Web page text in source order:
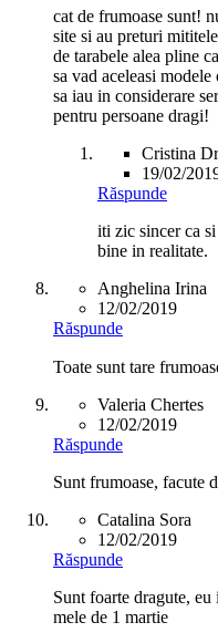
cat de frumoase sunt!
site si au preturi
de tarabele alea pline
sa vad aceleasi
sa iau in considerare
pentru persoane dragi!
Cristina
19/02/
Răspunde
iti zic sincer ca
bine in realitate.
Anghelina Irina
12/02/2019
Răspunde
Toate sunt tare
Valeria Chertes
12/02/2019
Răspunde
Sunt frumoase, facute
Catalina Sora
12/02/2019
Răspunde
Sunt foarte dragute,
mele de 1 martie